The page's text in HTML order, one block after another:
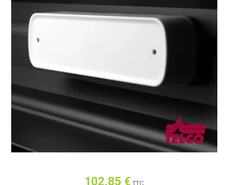
102,85 € TTC